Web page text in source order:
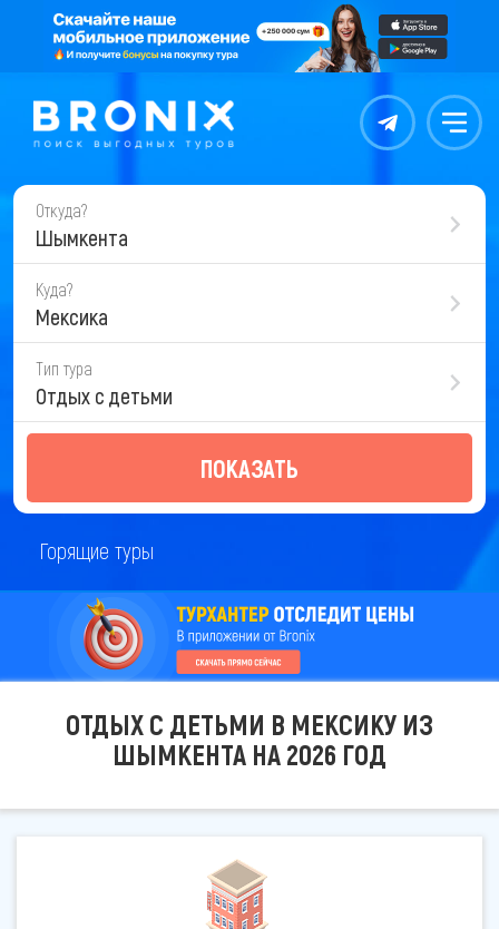
Контакты Меню
Откуда?
Шымкента
Куда?
Мексика
Тип тура
Отдых с детьми
ПОКАЗАТЬ
Горящие туры
ОТДЫХ С ДЕТЬМИ В МЕКСИКУ ИЗ
ШЫМКЕНТА НА 2026 ГОД